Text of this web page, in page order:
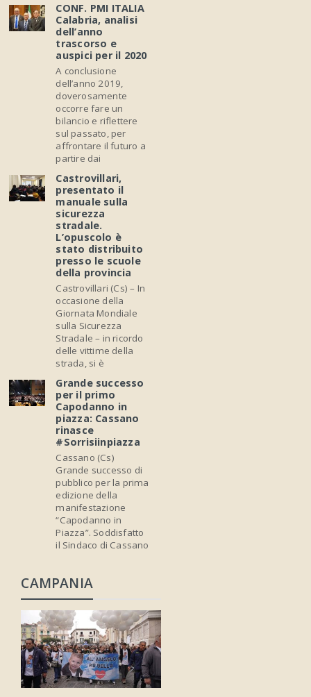
CONF. PMI ITALIA
Calabria, analisi
dell’anno
trascorso e
auspici per il 2020
A conclusione
dell’anno 2019,
doverosamente
occorre fare un
bilancio e riflettere
sul passato, per
affrontare il futuro a
partire dai
Castrovillari,
presentato il
manuale sulla
sicurezza
stradale.
L’opuscolo è
stato distribuito
presso le scuole
della provincia
Castrovillari (Cs) – In
occasione della
Giornata Mondiale
sulla Sicurezza
Stradale – in ricordo
delle vittime della
strada, si è
Grande successo
per il primo
Capodanno in
piazza: Cassano
rinasce
#Sorrisiinpiazza
Cassano (Cs)
Grande successo di
pubblico per la prima
edizione della
manifestazione
“Capodanno in
Piazza”. Soddisfatto
il Sindaco di Cassano
CAMPANIA